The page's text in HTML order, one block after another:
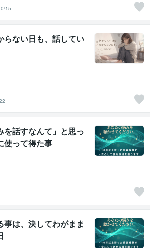
15
らない日も、話してい
を話すなんて」と思っ
使って得た事
事は、決してわがまま